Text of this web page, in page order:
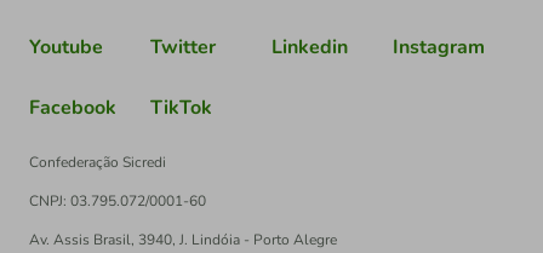
Youtube Twitter Linkedin Instagram
Facebook TikTok
Confederação Sicredi
CNPJ: 03.795.072/0001-60
Av. Assis Brasil, 3940, J. Lindóia - Porto Alegre